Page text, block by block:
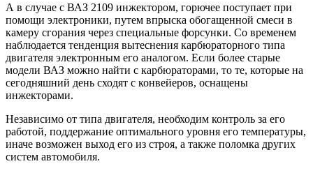
А в случае с ВАЗ 2109 инжектором, горючее поступает при
помощи электроники, путем впрыска обогащенной смеси в
камеру сгорания через специальные форсунки. Со временем
наблюдается тенденция вытеснения карбюраторного типа
двигателя электронным его аналогом. Если более старые
модели ВАЗ можно найти с карбюраторами, то те, которые на
сегодняшний день сходят с конвейеров, оснащены
инжекторами.
Независимо от типа двигателя, необходим контроль за его
работой, поддержание оптимального уровня его температуры,
иначе возможен выход его из строя, а также поломка других
систем автомобиля.